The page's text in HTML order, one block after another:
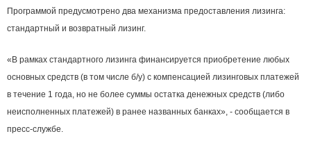
Программой предусмотрено два механизма предоставления лизинга:
стандартный и возвратный лизинг.
«В рамках стандартного лизинга финансируется приобретение любых
основных средств (в том числе б/у) с компенсацией лизинговых платежей
в течение 1 года, но не более суммы остатка денежных средств (либо
неисполненных платежей) в ранее названных банках», - сообщается в
пресс-службе.